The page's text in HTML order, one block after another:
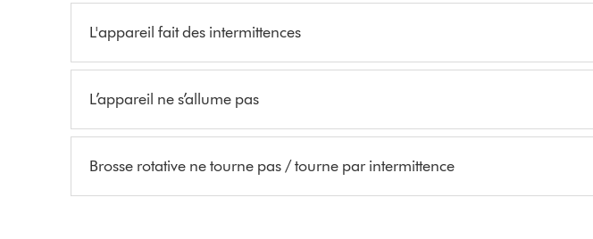
L'appareil fait des intermittences
L’appareil ne s’allume pas
Brosse rotative ne tourne pas / tourne par intermittence